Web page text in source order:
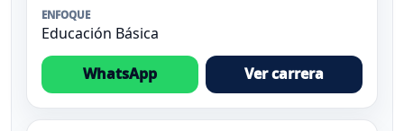
ENFOQUE
Educación Básica
WhatsApp Ver carrera